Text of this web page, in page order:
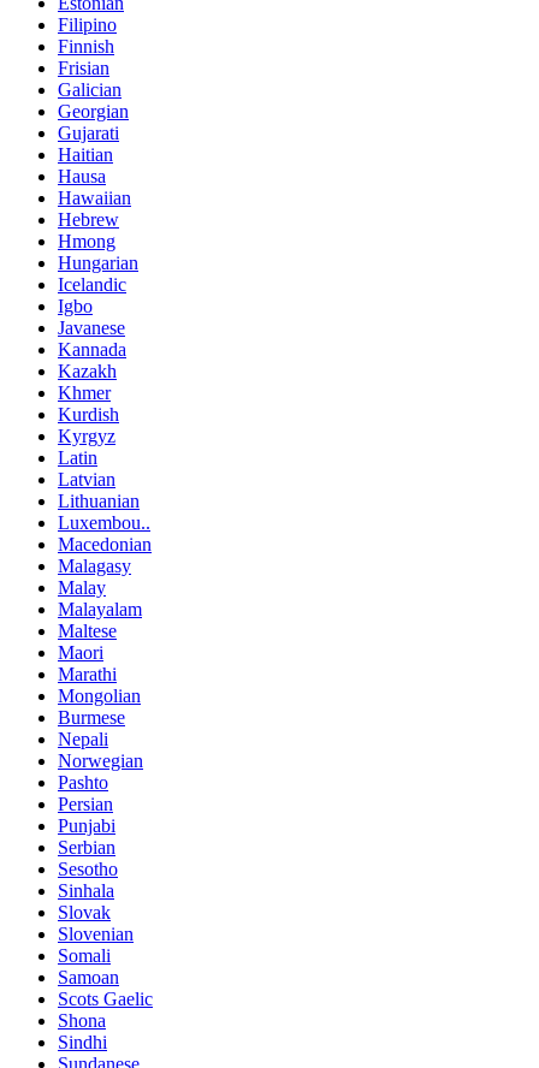
Filipino
Finnish
Frisian
Galician
Georgian
Gujarati
Haitian
Hausa
Hawaiian
Hebrew
Hmong
Hungarian
Icelandic
Igbo
Javanese
Kannada
Kazakh
Khmer
Kurdish
Kyrgyz
Latin
Latvian
Lithuanian
Luxembou..
Macedonian
Malagasy
Malay
Malayalam
Maltese
Maori
Marathi
Mongolian
Burmese
Nepali
Norwegian
Pashto
Persian
Punjabi
Serbian
Sesotho
Sinhala
Slovak
Slovenian
Somali
Samoan
Scots Gaelic
Shona
Sindhi